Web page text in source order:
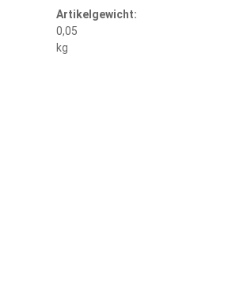
Artikelgewicht:
0,05
kg